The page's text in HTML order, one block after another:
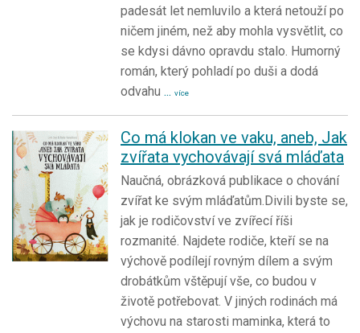
padesát let nemluvilo a která netouží po
ničem jiném, než aby mohla vysvětlit, co
se kdysi dávno opravdu stalo. Humorný
román, který pohladí po duši a dodá
odvahu ... více
Co má klokan ve vaku, aneb, Jak
zvířata vychovávají svá mláďata
Naučná, obrázková publikace o chování
zvířat ke svým mláďatům.Divili byste se,
jak je rodičovství ve zvířecí říši
rozmanité. Najdete rodiče, kteří se na
výchově podílejí rovným dílem a svým
drobátkům vštěpují vše, co budou v
životě potřebovat. V jiných rodinách má
výchovu na starosti maminka, která to